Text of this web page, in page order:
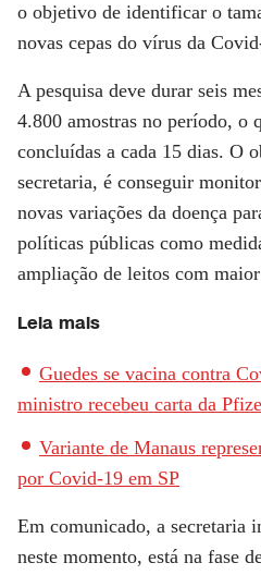
o objetivo de identificar o
novas cepas do vírus da
A pesquisa deve durar seis
4.800 amostras no período, o
concluídas a cada 15 dias. O
secretaria, é conseguir
novas variações da doença
políticas públicas como
ampliação de leitos com
Leia mais
Guedes se vacina contra
ministro recebeu carta da
Variante de Manaus
por Covid-19 em SP
Em comunicado, a secretaria
neste momento, está na fase